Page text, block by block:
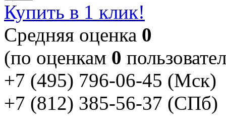
Купить в 1 клик!
Cредняя оценка 0
(по оценкам 0
+7 (495) 796-06-45 (Мск)
+7 (812) 385-56-37 (СПб)